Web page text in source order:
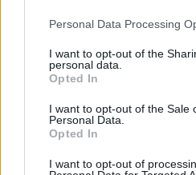
This information may also be
disclose it to other third parties.
Please note that this website/
services and may gather and
not limited to your visit or usage
grant or deny consent to Google
consent section.
Personal Data Processing
I want to opt-out of the
personal data.
Opted In
I want to opt-out of the Sale
Personal Data.
Opted In
I want to opt-out of